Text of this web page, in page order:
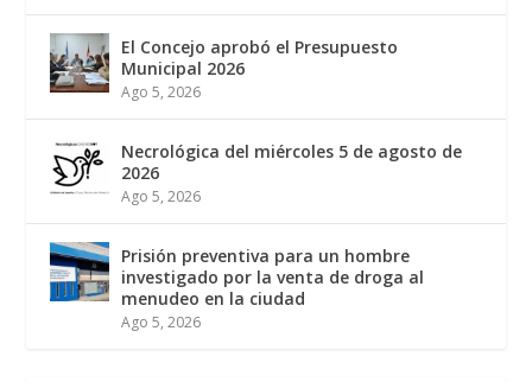
El Concejo aprobó el Presupuesto
Municipal 2026
Ago 5, 2026
Necrológica del miércoles 5 de agosto de
2026
Ago 5, 2026
Prisión preventiva para un hombre
investigado por la venta de droga al
menudeo en la ciudad
Ago 5, 2026